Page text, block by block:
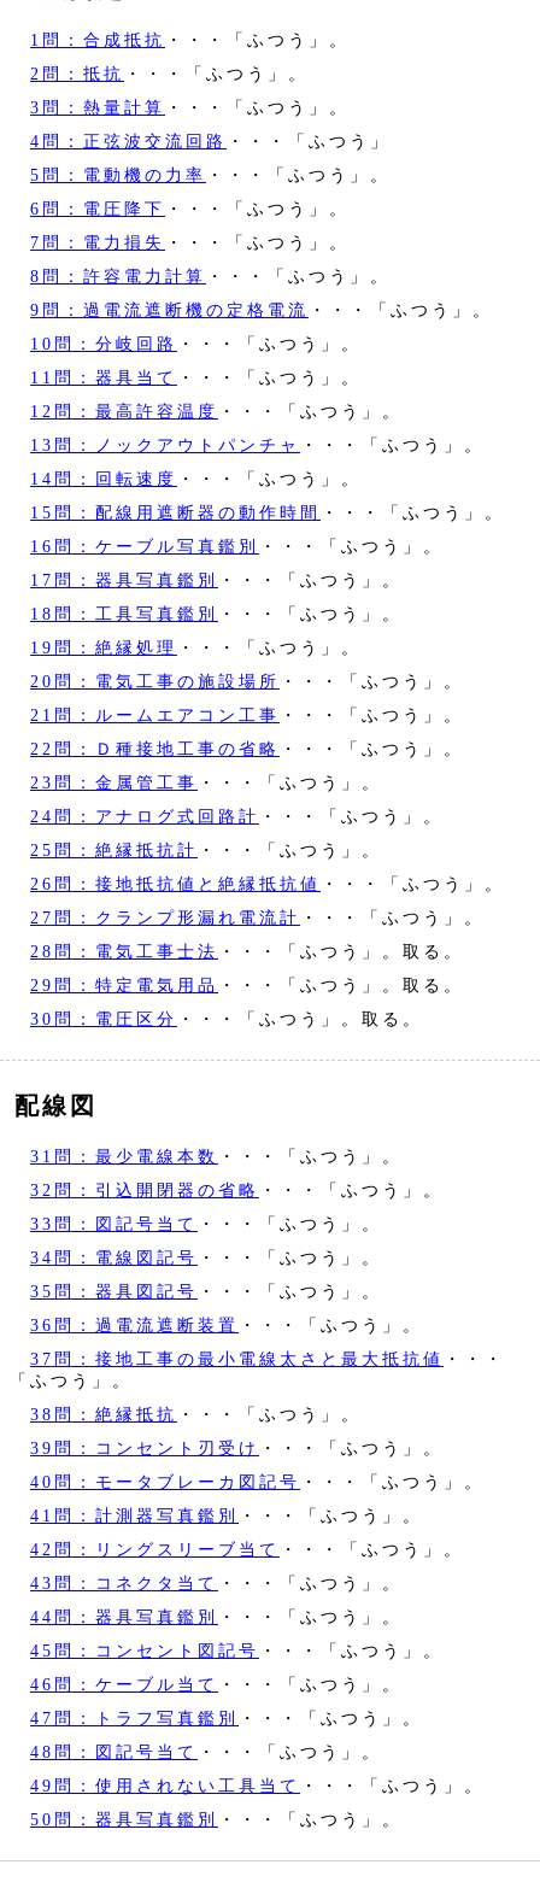
1問：合成抵抗 ・・・「ふつう」。
2問：抵抗 ・・・「ふつう」。
3問：熱量計算 ・・・「ふつう」。
4問：正弦波交流回路
・・・「ふつう」
5問：電動機の力率 ・・・「ふつう」。
6問：電圧降下 ・・・「ふつう」。
7問：電力損失
・・・「ふつう」。
8問：許容電力計算 ・・・「ふつう」。
9問：過電流遮断機の定格電流 ・・・「ふつう」。
10問：分岐回路
・・・「ふつう」。
11問：器具当て
・・・「ふつう」。
12問：最高許容温度 ・・・「ふつう」。
13問：ノックアウトパンチャ
・・・「ふつう」。
14問：回転速度 ・・・「ふつう」。
15問：配線用遮断器の動作時間
・・・「ふつう」。
16問：ケーブル写真鑑別
・・・「ふつう」。
17問：器具写真鑑別
・・・「ふつう」。
18問：工具写真鑑別
・・・「ふつう」。
19問：絶縁処理
・・・「ふつう」。
20問：電気工事の施設場所 ・・・「ふつう」。
21問：ルームエアコン工事 ・・・「ふつう」。
22問：Ｄ種接地工事の省略 ・・・「ふつう」。
23問：金属管工事 ・・・「ふつう」。
24問：アナログ式回路計 ・・・「ふつう」。
25問：絶縁抵抗計 ・・・「ふつう」。
26問：接地抵抗値と絶縁抵抗値
・・・「ふつう」。
27問：クランプ形漏れ電流計 ・・・「ふつう」。
28問：電気工事士法 ・・・「ふつう」。取る。
29問：特定電気用品
・・・「ふつう」。取る。
30問：電圧区分 ・・・「ふつう」。取る。
配線図
31問：最少電線本数
・・・「ふつう」。
32問：引込開閉器の省略 ・・・「ふつう」。
33問：図記号当て
・・・「ふつう」。
34問：電線図記号 ・・・「ふつう」。
35問：器具図記号 ・・・「ふつう」。
36問：過電流遮断装置 ・・・「ふつう」。
37問：接地工事の最小電線太さと最大抵抗値
・・・
「ふつう」。
38問：絶縁抵抗 ・・・「ふつう」。
39問：コンセント刃受け
・・・「ふつう」。
40問：モータブレーカ図記号 ・・・「ふつう」。
41問：計測器写真鑑別
・・・「ふつう」。
42問：リングスリーブ当て
・・・「ふつう」。
43問：コネクタ当て
・・・「ふつう」。
44問：器具写真鑑別
・・・「ふつう」。
45問：コンセント図記号 ・・・「ふつう」。
46問：ケーブル当て
・・・「ふつう」。
47問：トラフ写真鑑別
・・・「ふつう」。
48問：図記号当て
・・・「ふつう」。
49問：使用されない工具当て
・・・「ふつう」。
50問：器具写真鑑別
・・・「ふつう」。